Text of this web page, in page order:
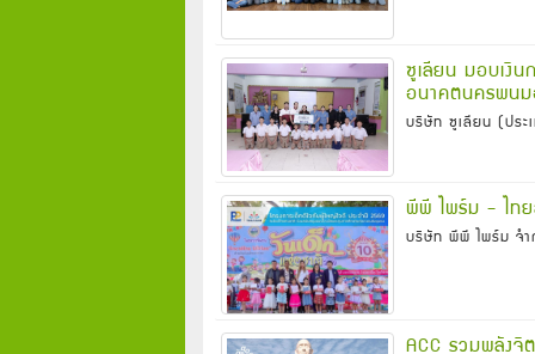
ซูเลียน มอบเงิ
อนาคตนครพน
บริษัท ซูเลียน (ประ
พีพี ไพร์ม - ไท
บริษัท พีพี ไพร์ม จ
ACC รวมพลัง